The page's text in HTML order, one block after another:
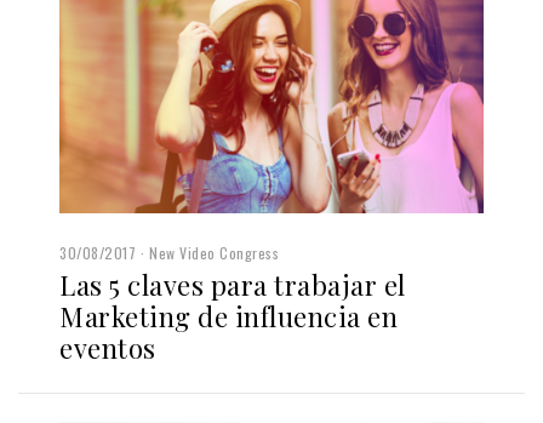
30/08/2017 New Video Congress
Las 5 claves para trabajar el
Marketing de influencia en
eventos